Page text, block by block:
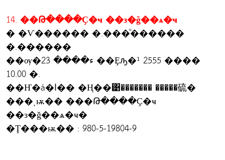
14. ��Թ����Ҫ�ҹ ��з�ǧ��ѧ�ҹ
� �Ѵ������ �.���ͧ������
�.������
��ѹ�ء���� 23 ��Ȩԡ�¹ 2555 ����
10.00 �.
��Ҥ�á�ا�� �Ң��͹������� �����硫�
���ͺѭ�� ���Թ����Ҫ�ҹ
��з�ǧ��ѧ�ҹ�
�Ţ���ѭ�� : 980-5-19804-9